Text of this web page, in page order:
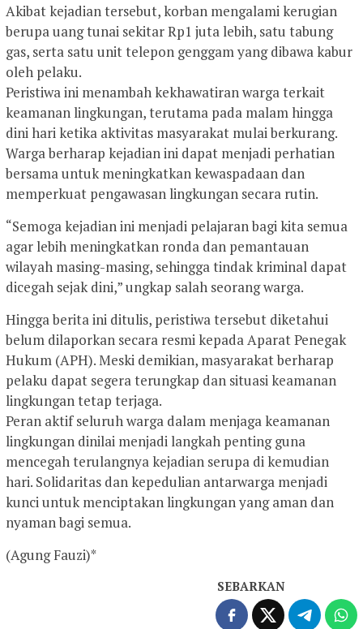
Akibat kejadian tersebut, korban mengalami kerugian
berupa uang tunai sekitar Rp1 juta lebih, satu tabung
gas, serta satu unit telepon genggam yang dibawa kabur
oleh pelaku.
Peristiwa ini menambah kekhawatiran warga terkait
keamanan lingkungan, terutama pada malam hingga
dini hari ketika aktivitas masyarakat mulai berkurang.
Warga berharap kejadian ini dapat menjadi perhatian
bersama untuk meningkatkan kewaspadaan dan
memperkuat pengawasan lingkungan secara rutin.
“Semoga kejadian ini menjadi pelajaran bagi kita semua
agar lebih meningkatkan ronda dan pemantauan
wilayah masing-masing, sehingga tindak kriminal dapat
dicegah sejak dini,” ungkap salah seorang warga.
Hingga berita ini ditulis, peristiwa tersebut diketahui
belum dilaporkan secara resmi kepada Aparat Penegak
Hukum (APH). Meski demikian, masyarakat berharap
pelaku dapat segera terungkap dan situasi keamanan
lingkungan tetap terjaga.
Peran aktif seluruh warga dalam menjaga keamanan
lingkungan dinilai menjadi langkah penting guna
mencegah terulangnya kejadian serupa di kemudian
hari. Solidaritas dan kepedulian antarwarga menjadi
kunci untuk menciptakan lingkungan yang aman dan
nyaman bagi semua.
(Agung Fauzi)*
SEBARKAN